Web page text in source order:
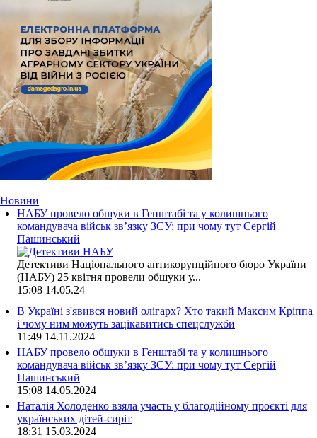
Новини
НАБУ провело обшуки в Генштабі та у колишнього
командувача військ зв’язку ЗСУ: при чому тут Сергій
Пашинський
Детективи Національного антикорупційного бюро України
(НАБУ) 25 квітня провели обшуки у...
15:08 14.05.24
В Україні з'явився новий олігарх? Хто такий Максим Кріппа
і чому ним можуть зацікавитись спецслужби
11:49 14.11.2024
НАБУ провело обшуки в Генштабі та у колишнього
командувача військ зв’язку ЗСУ: при чому тут Сергій
Пашинський
15:08 14.05.2024
Наталія Холоденко взяла участь у благодійному проєкті для
українських дітей-сиріт
18:31 15.03.2024